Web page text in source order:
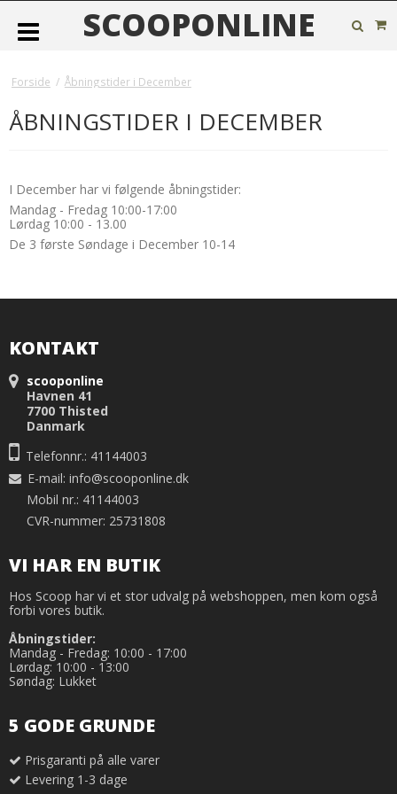
SCOOPONLINE
Forside / Åbningstider i December
ÅBNINGSTIDER I DECEMBER
I December har vi følgende åbningstider:
Mandag - Fredag 10:00-17:00
Lørdag 10:00 - 13.00
De 3 første Søndage i December 10-14
KONTAKT
scooponline
Havnen 41
7700 Thisted
Danmark
Telefonnr.: 41144003
E-mail: info@scooponline.dk
Mobil nr.: 41144003
CVR-nummer: 25731808
VI HAR EN BUTIK
Hos Scoop har vi et stor udvalg på webshoppen, men kom også
forbi vores butik.
Åbningstider:
Mandag - Fredag: 10:00 - 17:00
Lørdag: 10:00 - 13:00
Søndag: Lukket
5 GODE GRUNDE
Prisgaranti på alle varer
Levering 1-3 dage